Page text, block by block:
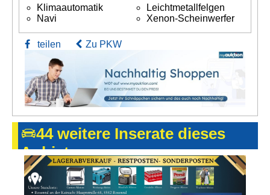
Klimaautomatik
Leichtmetallfelgen
Navi
Xenon-Scheinwerfer
teilen Zu PKW
44 weitere Inserate dieses
Anbieters